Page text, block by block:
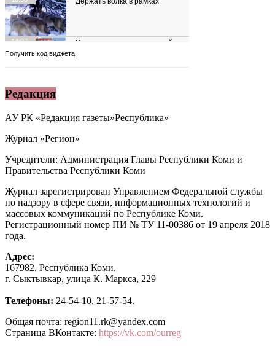
Редакция
АУ РК «Редакция газеты»Республика»
Журнал «Регион»
Учредители: Администрация Главы Республики Коми и
Правительства Республики Коми
Журнал зарегистрирован Управлением Федеральной службы
по надзору в сфере связи, информационных технологий и
массовых коммуникаций по Республике Коми.
Регистрационный номер ПИ № ТУ 11-00386 от 19 апреля 2018
года.
Адрес:
167982, Республика Коми,
г. Сыктывкар, улица К. Маркса, 229
Телефоны: 24-54-10, 21-57-54.
Общая почта: region11.rk@yandex.com
Страница ВКонтакте: https://vk.com/ourreg